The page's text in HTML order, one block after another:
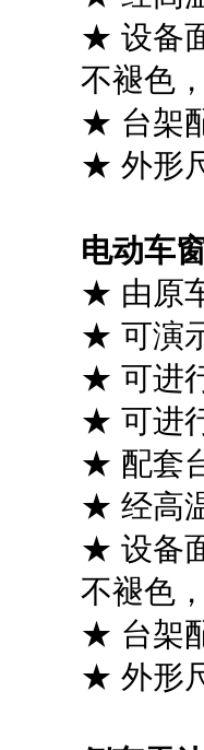
★ 设备
不褪色
★ 台架
★ 外形
电动车
★ 由原
★ 可演
★ 可进
★ 可进
★ 配套
★ 经高
★ 设备
不褪色
★ 台架
★ 外形